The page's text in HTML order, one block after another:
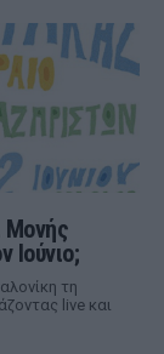
Μονής
Ιούνιο;
τη
live και